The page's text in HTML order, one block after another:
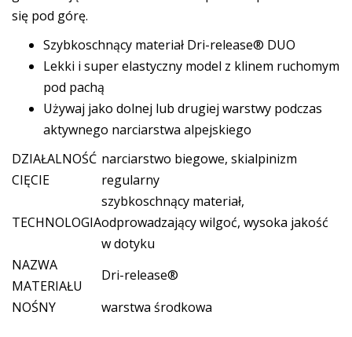
się pod górę.
Szybkoschnący materiał Dri-release® DUO
Lekki i super elastyczny model z klinem ruchomym
pod pachą
Używaj jako dolnej lub drugiej warstwy podczas
aktywnego narciarstwa alpejskiego
DZIAŁALNOŚĆ narciarstwo biegowe, skialpinizm
CIĘCIE
regularny
TECHNOLOGIA
szybkoschnący materiał,
odprowadzający wilgoć, wysoka jakość
w dotyku
NAZWA
MATERIAŁU
Dri-release®
NOŚNY
warstwa środkowa